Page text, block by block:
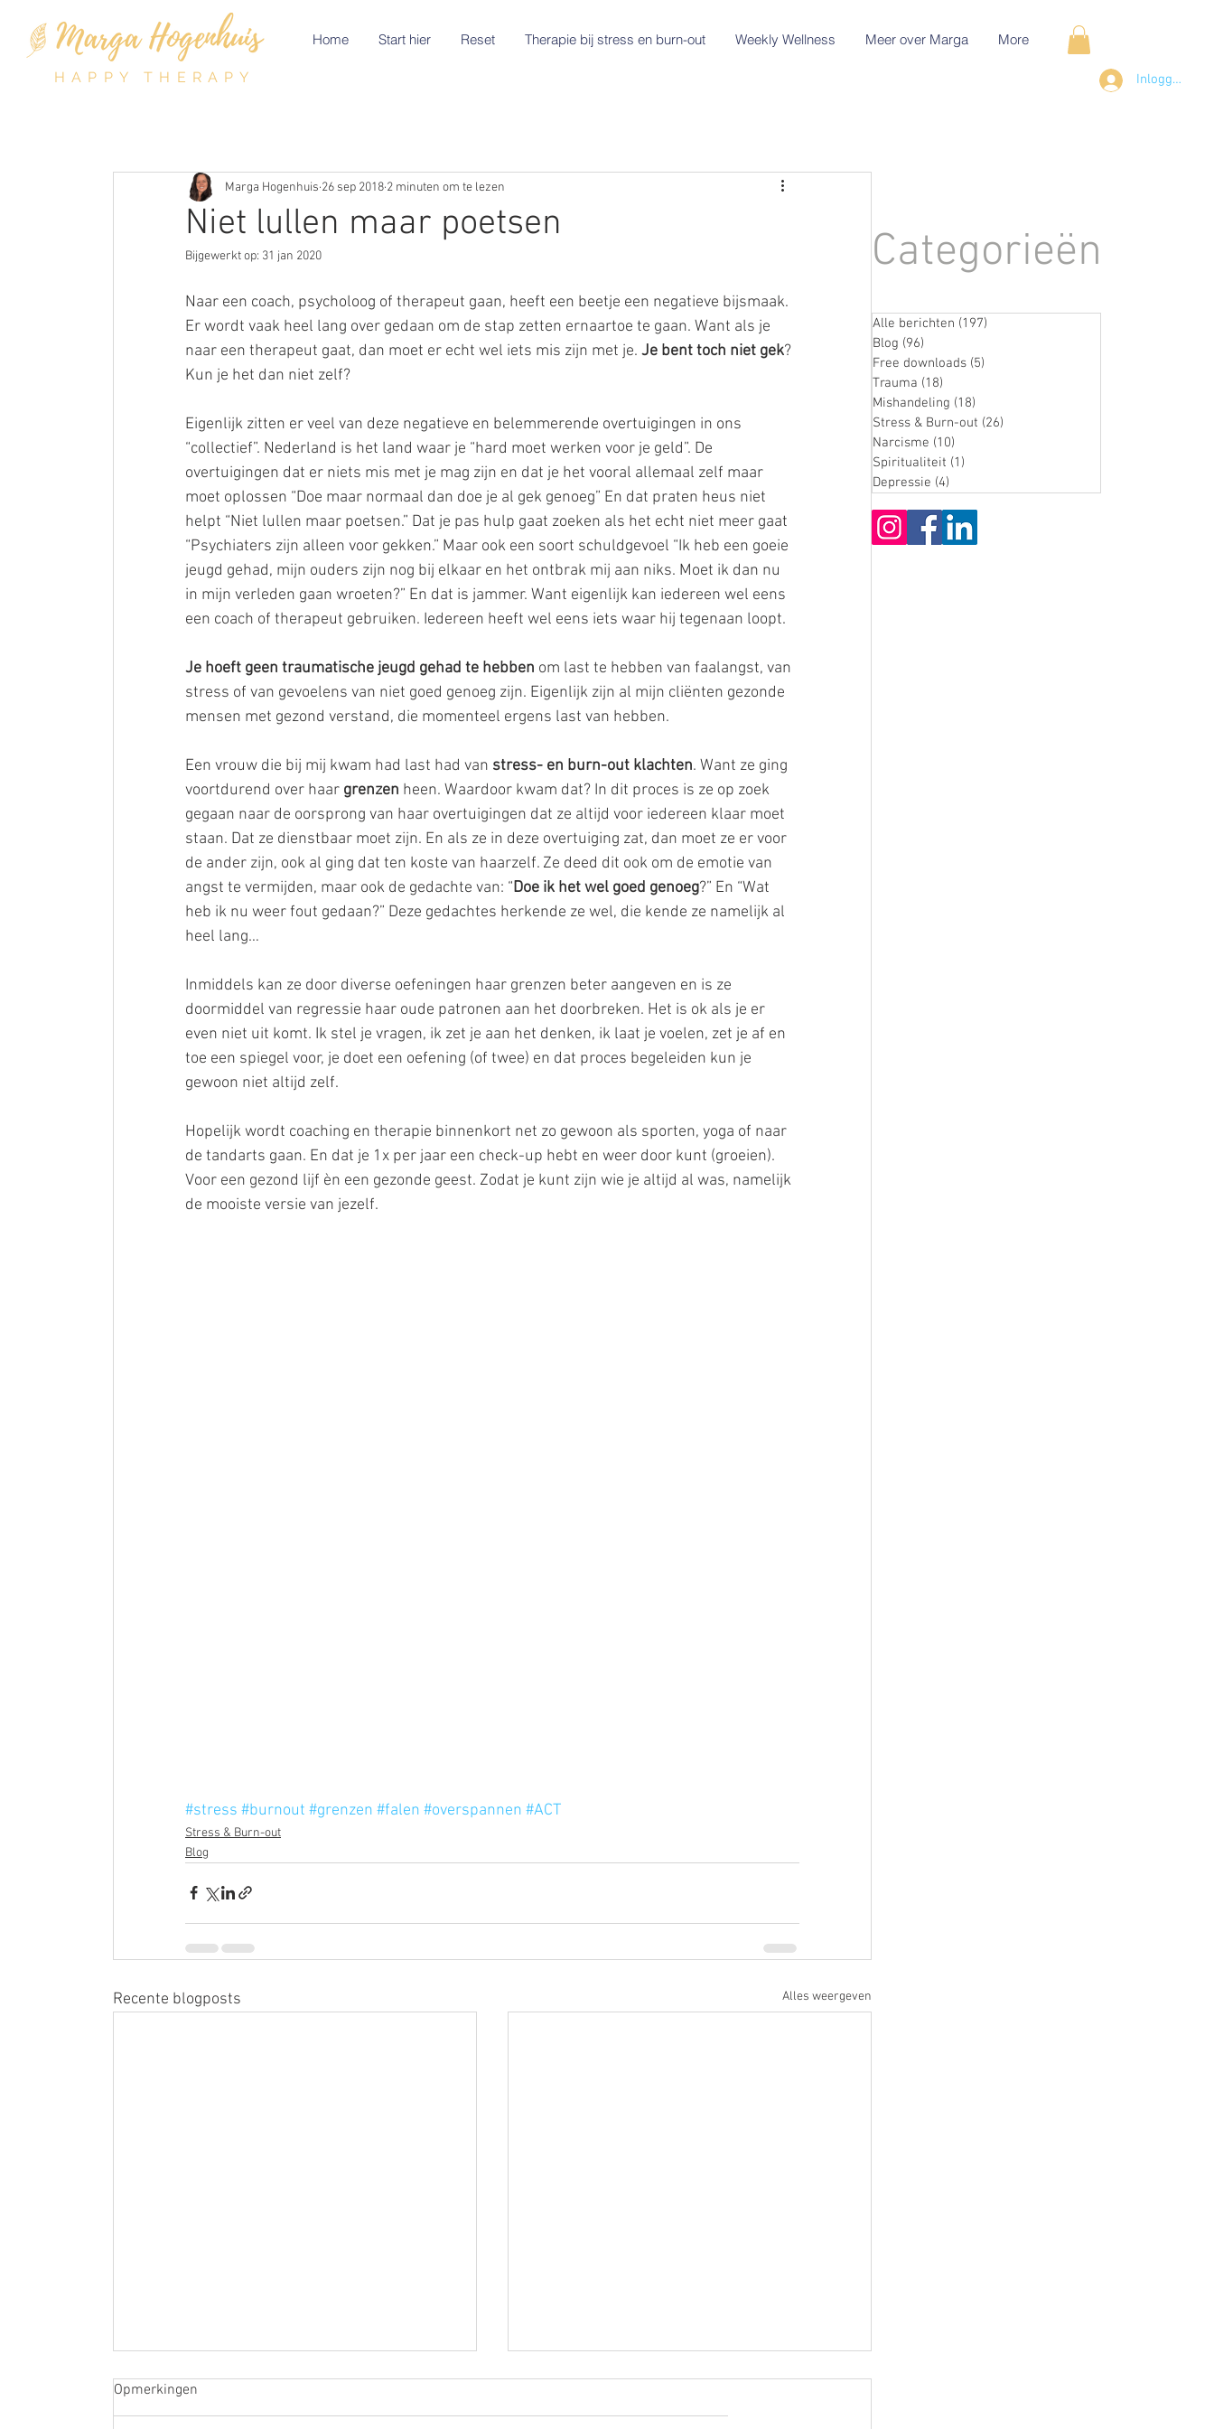
HAPPY THERAPY
Home Start hier Reset Therapie bij stress en burn-out Weekly Wellness Meer over Marga More
Inloggen
Niet lullen maar poetsen
Marga Hogenhuis 26 sep 2018 2 minuten om te lezen
Bijgewerkt op: 31 jan 2020
Naar een coach, psycholoog of therapeut gaan, heeft een beetje een negatieve bijsmaak.
Er wordt vaak heel lang over gedaan om de stap zetten ernaartoe te gaan. Want als je
naar een therapeut gaat, dan moet er echt wel iets mis zijn met je. Je bent toch niet gek?
Kun je het dan niet zelf?
Eigenlijk zitten er veel van deze negatieve en belemmerende overtuigingen in ons
“collectief”. Nederland is het land waar je “hard moet werken voor je geld”. De
overtuigingen dat er niets mis met je mag zijn en dat je het vooral allemaal zelf maar
moet oplossen “Doe maar normaal dan doe je al gek genoeg” En dat praten heus niet
helpt “Niet lullen maar poetsen.” Dat je pas hulp gaat zoeken als het echt niet meer gaat
“Psychiaters zijn alleen voor gekken.” Maar ook een soort schuldgevoel “Ik heb een goeie
jeugd gehad, mijn ouders zijn nog bij elkaar en het ontbrak mij aan niks. Moet ik dan nu
in mijn verleden gaan wroeten?” En dat is jammer. Want eigenlijk kan iedereen wel eens
een coach of therapeut gebruiken. Iedereen heeft wel eens iets waar hij tegenaan loopt.
Je hoeft geen traumatische jeugd gehad te hebben om last te hebben van faalangst, van
stress of van gevoelens van niet goed genoeg zijn. Eigenlijk zijn al mijn cliënten gezonde
mensen met gezond verstand, die momenteel ergens last van hebben.
Een vrouw die bij mij kwam had last had van stress- en burn-out klachten. Want ze ging
voortdurend over haar grenzen heen. Waardoor kwam dat? In dit proces is ze op zoek
gegaan naar de oorsprong van haar overtuigingen dat ze altijd voor iedereen klaar moet
staan. Dat ze dienstbaar moet zijn. En als ze in deze overtuiging zat, dan moet ze er voor
de ander zijn, ook al ging dat ten koste van haarzelf. Ze deed dit ook om de emotie van
angst te vermijden, maar ook de gedachte van: “Doe ik het wel goed genoeg?” En “Wat
heb ik nu weer fout gedaan?” Deze gedachtes herkende ze wel, die kende ze namelijk al
heel lang…
Inmiddels kan ze door diverse oefeningen haar grenzen beter aangeven en is ze
doormiddel van regressie haar oude patronen aan het doorbreken. Het is ok als je er
even niet uit komt. Ik stel je vragen, ik zet je aan het denken, ik laat je voelen, zet je af en
toe een spiegel voor, je doet een oefening (of twee) en dat proces begeleiden kun je
gewoon niet altijd zelf.
Hopelijk wordt coaching en therapie binnenkort net zo gewoon als sporten, yoga of naar
de tandarts gaan. En dat je 1x per jaar een check-up hebt en weer door kunt (groeien).
Voor een gezond lijf èn een gezonde geest. Zodat je kunt zijn wie je altijd al was, namelijk
de mooiste versie van jezelf.
#stress #burnout #grenzen #falen #overspannen #ACT
Stress & Burn-out
Blog
Recente blogposts Alles weergeven
Opmerkingen
Categorieën
Alle berichten (197)
Blog (96)
Free downloads (5)
Trauma (18)
Mishandeling (18)
Stress & Burn-out (26)
Narcisme (10)
Spiritualiteit (1)
Depressie (4)